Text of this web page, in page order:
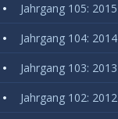
Jahrgang 105: 2015
Jahrgang 104: 2014
Jahrgang 103: 2013
Jahrgang 102: 2012